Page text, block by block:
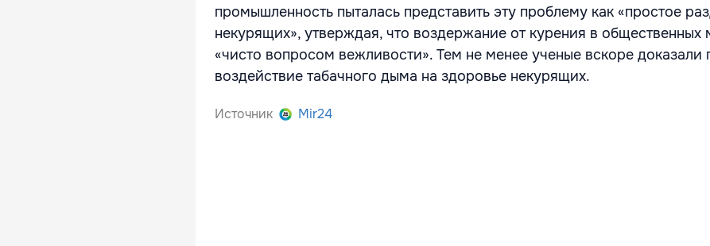
промышленность пыталась представить эту проблему как «простое
некурящих», утверждая, что воздержание от курения в общественных
«чисто вопросом вежливости». Тем не менее ученые вскоре доказали
воздействие табачного дыма на здоровье некурящих.
Источник Mir24